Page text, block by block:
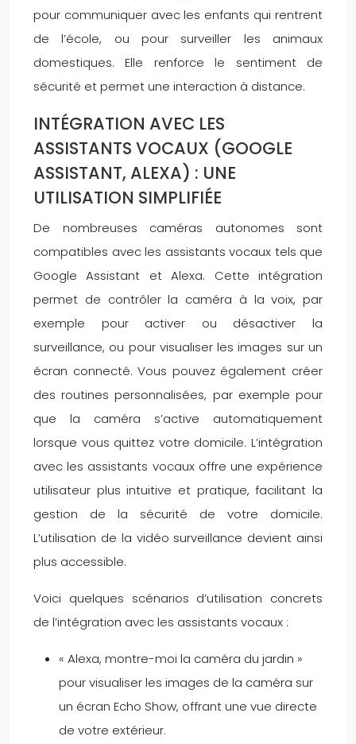
pour communiquer avec les enfants qui rentrent
de l’école, ou pour surveiller les animaux
domestiques. Elle renforce le sentiment de
sécurité et permet une interaction à distance.
INTÉGRATION AVEC LES
ASSISTANTS VOCAUX (GOOGLE
ASSISTANT, ALEXA) : UNE
UTILISATION SIMPLIFIÉE
De nombreuses caméras autonomes sont
compatibles avec les assistants vocaux tels que
Google Assistant et Alexa. Cette intégration
permet de contrôler la caméra à la voix, par
exemple pour activer ou désactiver la
surveillance, ou pour visualiser les images sur un
écran connecté. Vous pouvez également créer
des routines personnalisées, par exemple pour
que la caméra s’active automatiquement
lorsque vous quittez votre domicile. L’intégration
avec les assistants vocaux offre une expérience
utilisateur plus intuitive et pratique, facilitant la
gestion de la sécurité de votre domicile.
L’utilisation de la vidéo surveillance devient ainsi
plus accessible.
Voici quelques scénarios d’utilisation concrets
de l’intégration avec les assistants vocaux :
« Alexa, montre-moi la caméra du jardin »
pour visualiser les images de la caméra sur
un écran Echo Show, offrant une vue directe
de votre extérieur.